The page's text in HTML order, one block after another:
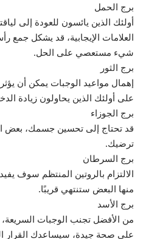
برج الحمل
أولئك الذين يائسون للعودة إلى
العلامات الإيجابية، قد يشكل جمع
شيء مستعصي على الحل.
برج الثور
إهمال مواعيد الوجبات يمكن أن
على أولئك الذين يحاولون زيادة
برج الجوزاء
قد تحتاج إلى تحسين جسمك، بعض
ترضيك.
برج السرطان
الالتزام بالروتين المنتظم سوف
منها البعض ستنتهي قريبًا.
برج الأسد
من الأفضل تجنب الوجبات
على صحة جيدة، سيساعدك القرار